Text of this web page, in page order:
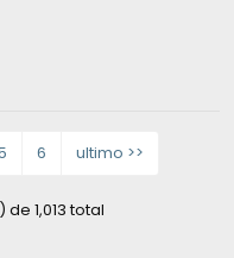
6 ultimo >>
1,013 total